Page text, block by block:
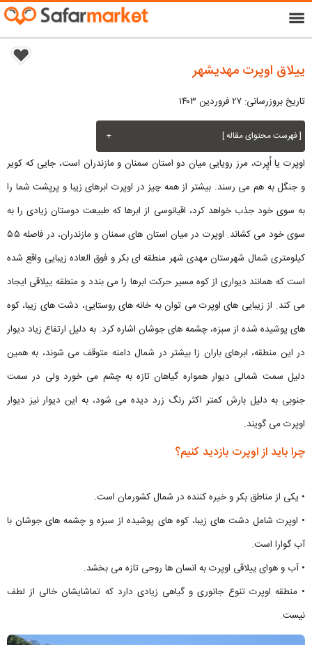
menu
ییلاق اوپرت مهدیشهر
تاریخ بروزرسانی: ۲۷ فروردین ۱۴۰۳
[ فهرست محتوای مقاله ] +
اوپرت یا اُپِرت، مرز رویایی میان دو استان سمنان و مازندران است، جایی که کویر
و جنگل به هم می رسند. بیشتر از همه چیز در اوپرت ابرهای زیبا و پرپشت شما را
به سوی خود جذب خواهد کرد، اقیانوسی از ابرها که طبیعت‌ دوستان زیادی را به
سوی خود می‌ کشاند. اوپرت در میان استان های سمنان و مازندران، در فاصله ۵۵
کیلومتری شمال شهرستان مهدی شهر منطقه ای بکر و فوق العاده زیبایی واقع شده
است که همانند دیواری از کوه مسیر حرکت ابرها را می بندد و منطقه ییلاقی ایجاد
می کند. از زیبایی های اوپرت می توان به خانه‌ های روستایی، دشت‌ های زیبا، کوه
های پوشیده شده از سبزه، چشمه های جوشان اشاره کرد. به دلیل ارتفاع زیاد دیوار
در این منطقه، ابرهای باران‌ زا بیشتر در شمال دامنه متوقف می شوند، به همین
دلیل سمت شمالی دیوار همواره گیاهان تازه به چشم می خورد ولی در سمت
جنوبی به دلیل بارش کمتر اکثر رنگ زرد دیده می شود، به این دیوار نیز دیوار
اوپرت می گویند.
چرا باید از اوپرت بازدید کنیم؟
• یکی از مناطق بکر و خیره کننده در شمال کشورمان است.
• اوپرت شامل دشت های زیبا، کوه های پوشیده از سبزه و چشمه های جوشان با
آب گوارا است.
• آب و هوای ییلاقی اوپرت به انسان ها روحی تازه می بخشد.
• منطقه اوپرت تنوع جانوری و گیاهی زیادی دارد که تماشایشان خالی از لطف
نیست.